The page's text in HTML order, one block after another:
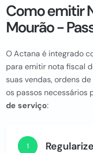
Como emitir
Mourão -
O Actana é integrado
para emitir nota fiscal
suas vendas, ordens
os passos necessários
de serviço:
1